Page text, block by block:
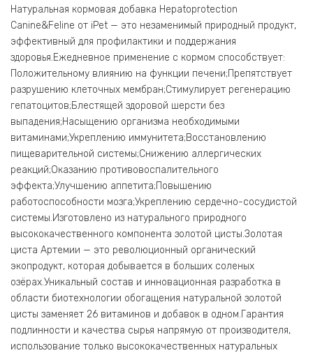
Натуральная кормовая добавка Hepatoprotection
Canine&Feline от iPet — это незаменимый природный продукт,
эффективный для профилактики и поддержания
здоровья.Ежедневное применение с кормом способствует:
Положительному влиянию на функции печени;Препятствует
разрушению клеточных мембран;Стимулирует регенерацию
гепатоцитов;Блестящей здоровой шерсти без
выпадения;Насыщению организма необходимыми
витаминами;Укреплению иммунитета;Восстановлению
пищеварительной системы;Снижению аллергических
реакций;Оказанию противовоспалительного
эффекта;Улучшению аппетита;Повышению
работоспособности мозга;Укреплению сердечно-сосудистой
системы.Изготовлено из натурального природного
высококачественного компонента золотой цисты.Золотая
циста Артемии — это революционный органический
экопродукт, которая добывается в больших соленых
озёрах.Уникальный состав и инновационная разработка в
области биотехнологии обогащения натуральной золотой
цисты заменяет 26 витаминов и добавок в одном.Гарантия
подлинности и качества сырья напрямую от производителя,
использование только высококачественных натуральных